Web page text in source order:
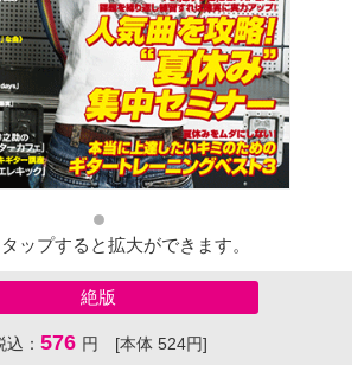
ップすると拡大ができます。
絶版
込： 576 円 [本体 524円]